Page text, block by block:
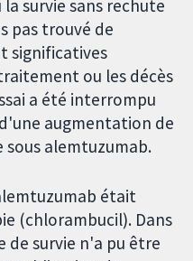
survie sans rechute
pas trouvé de
significatives
ou les décès
a été interrompu
augmentation de
alemtuzumab.
était
(chlorambucil). Dans
de survie n'a pu être